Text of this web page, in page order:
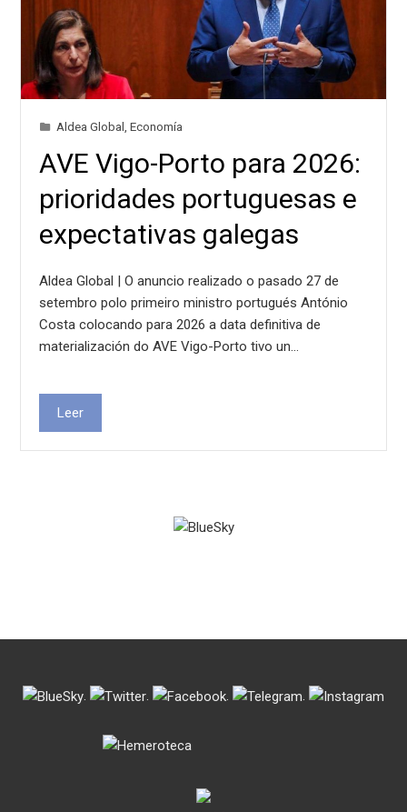
Aldea Global ,Economía
AVE Vigo-Porto para 2026:
prioridades portuguesas e
expectativas galegas
Aldea Global | O anuncio realizado o pasado 27 de
setembro polo primeiro ministro portugués António
Costa colocando para 2026 a data definitiva de
materialización do AVE Vigo-Porto tivo un…
Leer
. . . .